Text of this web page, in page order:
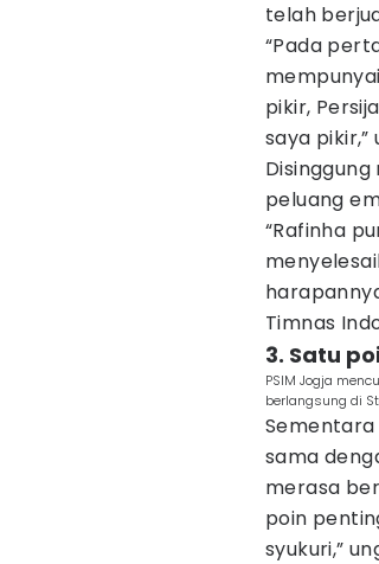
telah
“Pada
pikir,
saya pikir,”
peluang
“Rafinha
Timnas
3. Satu
PSIM Jogja
berlangsung di
Sementara
sama
merasa
poin
syukuri,”